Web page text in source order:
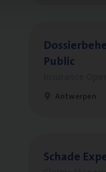
Public
Antwerpen
Scha­de